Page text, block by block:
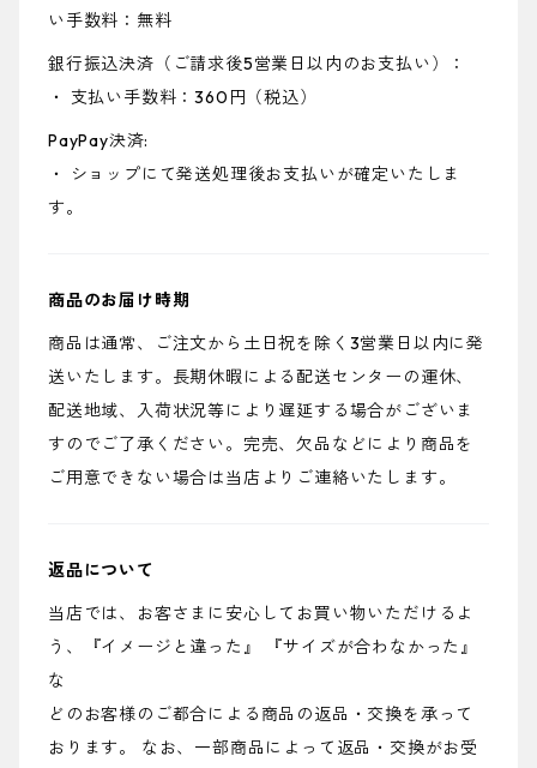
い手数料：無料
銀行振込決済（ご請求後5営業日以内のお支払い）：
・ 支払い手数料：360円（税込）
PayPay決済:
・ ショップにて発送処理後お支払いが確定いたしま
す。
商品のお届け時期
商品は通常、ご注文から土日祝を除く3営業日以内に発
送いたします。長期休暇による配送センターの運休、
配送地域、入荷状況等により遅延する場合がございま
すのでご了承ください。完売、欠品などにより商品を
ご用意できない場合は当店よりご連絡いたします。
返品について
当店では、お客さまに安心してお買い物いただけるよ
う、『イメージと違った』 『サイズが合わなかった』
な
どのお客様のご都合による商品の返品・交換を承って
おります。 なお、一部商品によって返品・交換がお受